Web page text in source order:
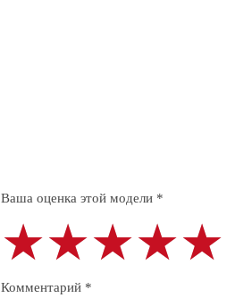
Ваша оценка этой модели *
★★★★★
★★★★★
★★★★★
Комментарий *